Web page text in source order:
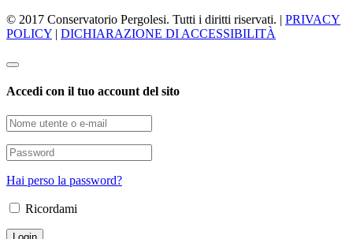
© 2017 Conservatorio Pergolesi. Tutti i diritti riservati. | PRIVACY
POLICY | DICHIARAZIONE DI ACCESSIBILITÀ
Accedi con il tuo account del sito
Hai perso la password?
Ricordami